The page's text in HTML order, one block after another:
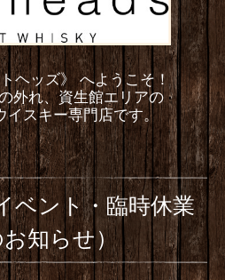
ヘッズ》 へようこそ！
れ、資生館エリアの
イスキー専門店です。
ベント・臨時休業
知らせ）